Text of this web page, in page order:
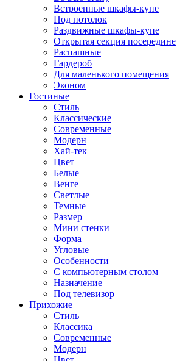
Встроенные шкафы-купе
Под потолок
Раздвижные шкафы-купе
Открытая секция посередине
Распашные
Гардероб
Для маленького помещения
Эконом
Гостиные
Стиль
Классические
Современные
Модерн
Хай-тек
Цвет
Белые
Венге
Светлые
Темные
Размер
Мини стенки
Форма
Угловые
Особенности
С компьютерным столом
Назначение
Под телевизор
Прихожие
Стиль
Классика
Современные
Модерн